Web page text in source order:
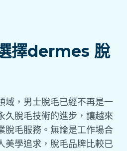
擇dermes 脫
域，男士脫毛已經不再是一
久脫毛技術的進步，讓越來
脫毛服務。無論是工作場合
美學追求，脫毛品牌比較已